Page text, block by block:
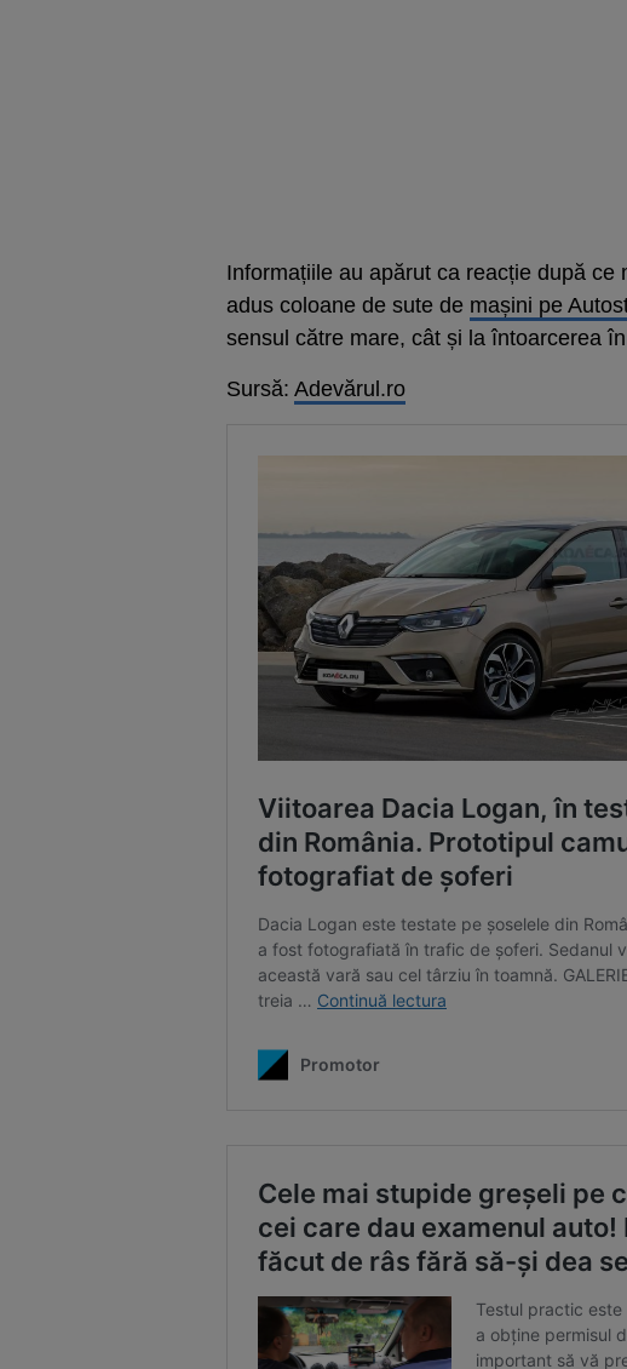
Informațiile au apărut ca reacție după
adus coloane de sute de mașini pe
sensul către mare, cât și la întoarcerea
Sursă: Adevărul.ro